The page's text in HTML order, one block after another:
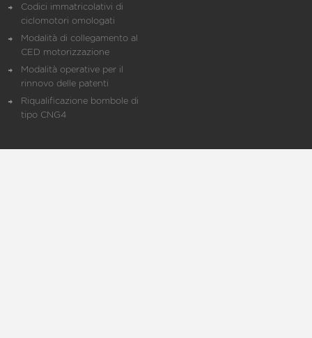
Codici immatricolativi di
ciclomotori omologati
Modalità di collegamento al
CED motorizzazione
Modalità operative per il
rinnovo delle patenti
Riqualificazione bombole di
tipo CNG4